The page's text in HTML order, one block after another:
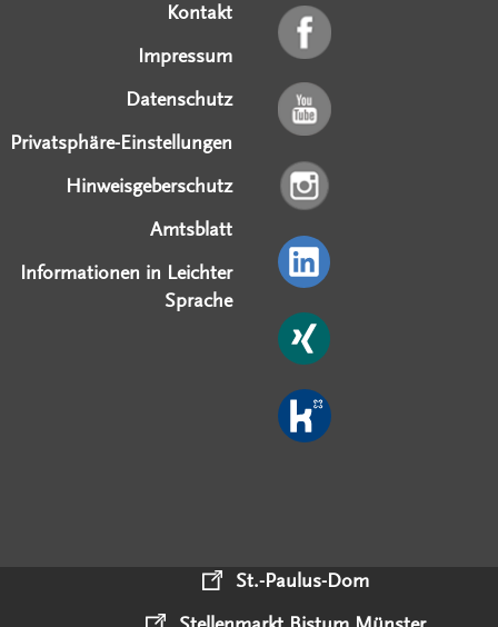
Kontakt
Impressum
Datenschutz
Privatsphäre-Einstellungen
Hinweisgeberschutz
Amtsblatt
Informationen in Leichter
Sprache
St.-Paulus-Dom